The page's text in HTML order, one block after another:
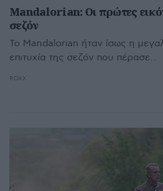
Mandalorian: Οι πρώτες
σεζόν
Το Mandalorian ήταν ίσως η
επιτυχία της σεζόν που πέρασε...
ROXX